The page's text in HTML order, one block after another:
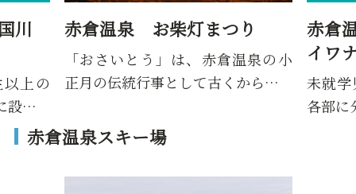
川
の
…
赤倉温泉 お柴灯まつり
「おさいとう」は、赤倉温泉の小
正月の伝統行事として古くから…
赤倉
イワナ
未就学
各部に分
赤倉温泉スキー場